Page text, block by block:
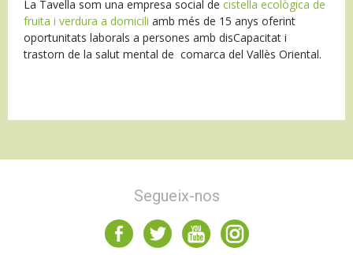
La Tavella som una empresa social de cistella ecològica de
fruita i verdura a domicili amb més de 15 anys oferint
oportunitats laborals a persones amb disCapacitat i
trastorn de la salut mental de comarca del Vallès Oriental.
Segueix-nos